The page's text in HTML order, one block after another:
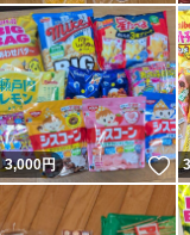
3,000円